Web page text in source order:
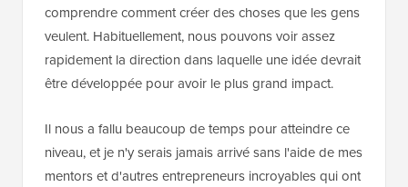
comprendre comment créer des choses que les gens
veulent. Habituellement, nous pouvons voir assez
rapidement la direction dans laquelle une idée devrait
être développée pour avoir le plus grand impact.
Il nous a fallu beaucoup de temps pour atteindre ce
niveau, et je n'y serais jamais arrivé sans l'aide de mes
mentors et d'autres entrepreneurs incroyables qui ont